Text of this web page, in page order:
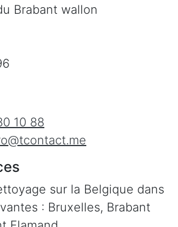
Brabant wallon
10 88
sur la Belgique dans
: Bruxelles, Brabant